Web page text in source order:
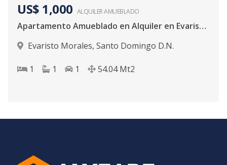
US$ 1,000 ALQUILERAMUEBLADO
Apartamento Amueblado en Alquiler en Evaristo Morales | 1 Habitación
Evaristo Morales, Santo Domingo D.N.
1 1 1 54.04 Mt2